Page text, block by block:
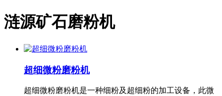
涟源矿石磨粉机
超细微粉磨粉机
超细微粉磨粉机是一种细粉及超细粉的加工设备，此微